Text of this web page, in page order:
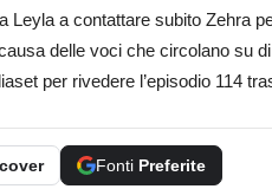
Leyla a contattare subito Zehra
delle voci che circolano su
per rivedere l’episodio 114
Fonti Preferite